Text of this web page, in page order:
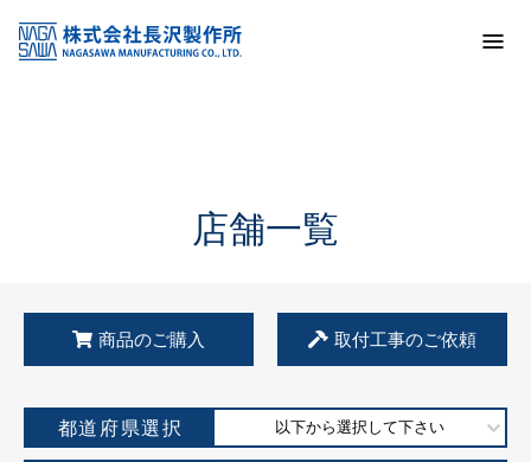
KSS加盟店・取扱店情報
店舗一覧
店舗一覧
商品のご購入 取付工事のご依頼
都道府県選択 以下から選択して下さい